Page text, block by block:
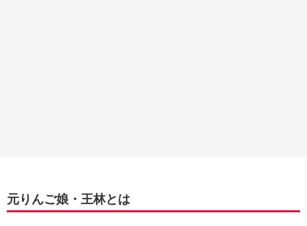
元りんご娘・王林とは